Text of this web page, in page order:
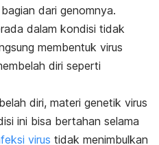
dari genomnya.
dalam kondisi tidak
membentuk virus
diri seperti
diri, materi genetik virus
ini bisa bertahan selama
virus tidak menimbulkan